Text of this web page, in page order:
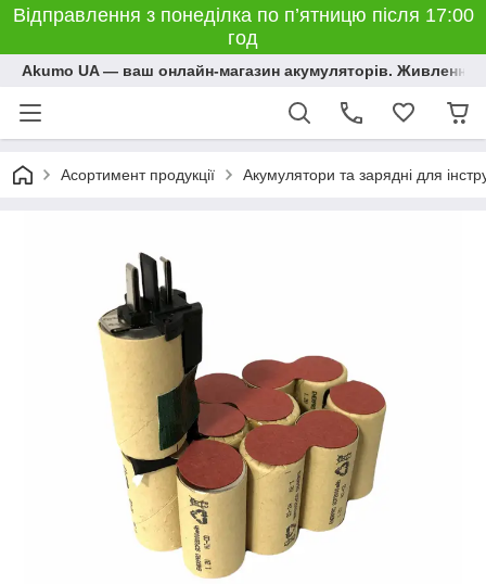
Відправлення з понеділка по п’ятницю після 17:00
год
Akumo UA — ваш онлайн-магазин акумуляторів. Живлення,
Асортимент продукції Акумулятори та зарядні для